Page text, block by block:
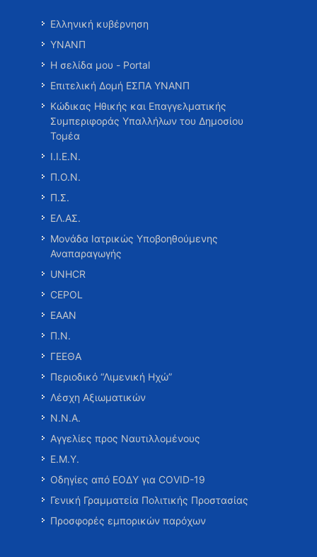
Ελληνική κυβέρνηση
ΥΝΑΝΠ
Η σελίδα μου - Portal
Επιτελική Δομή ΕΣΠΑ ΥΝΑΝΠ
Κώδικας Ηθικής και Επαγγελματικής
Συμπεριφοράς Υπαλλήλων του Δημοσίου
Τομέα
Ι.Ι.Ε.Ν.
Π.Ο.Ν.
Π.Σ.
ΕΛ.ΑΣ.
Μονάδα Ιατρικώς Υποβοηθούμενης
Αναπαραγωγής
UNHCR
CEPOL
ΕΑΑΝ
Π.Ν.
ΓΕΕΘΑ
Περιοδικό “Λιμενική Ηχώ”
Λέσχη Αξιωματικών
Ν.Ν.Α.
Αγγελίες προς Ναυτιλλομένους
Ε.Μ.Υ.
Οδηγίες από ΕΟΔΥ για COVID-19
Γενική Γραμματεία Πολιτικής Προστασίας
Προσφορές εμπορικών παρόχων